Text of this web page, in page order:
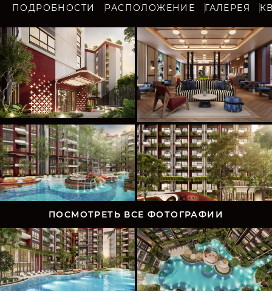
ПОДРОБНОСТИ РАСПОЛОЖЕНИЕ ГАЛЕРЕЯ
ПОСМОТРЕТЬ ВСЕ ФОТОГРАФИИ